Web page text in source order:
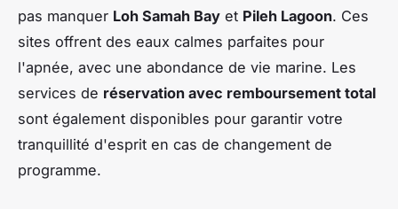
pas manquer Loh Samah Bay et Pileh Lagoon. Ces
sites offrent des eaux calmes parfaites pour
l'apnée, avec une abondance de vie marine. Les
services de réservation avec remboursement total
sont également disponibles pour garantir votre
tranquillité d'esprit en cas de changement de
programme.